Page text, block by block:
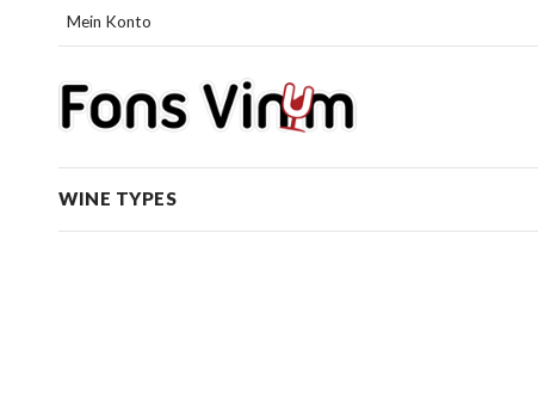
Mein Konto
WINE TYPES